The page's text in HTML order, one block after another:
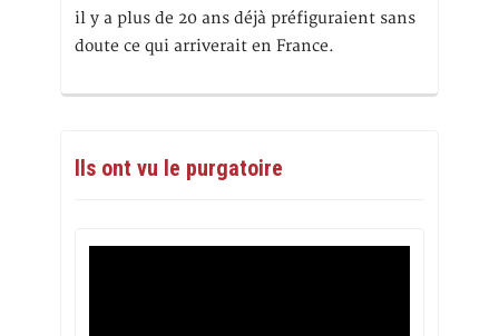
il y a plus de 20 ans déjà préfiguraient sans
doute ce qui arriverait en France.
Ils ont vu le purgatoire